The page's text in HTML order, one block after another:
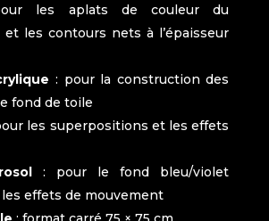
les aplats de couleur du
et les contours nets à l’épaisseur
: pour la construction des
fond de toile
les superpositions et les effets
: pour le fond bleu/violet
effets de mouvement